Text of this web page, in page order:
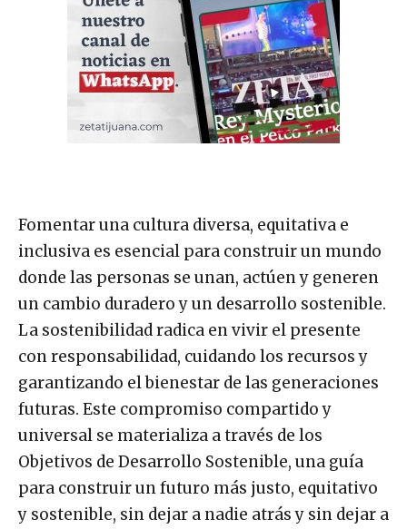
Fomentar una cultura diversa, equitativa e
inclusiva es esencial para construir un mundo
donde las personas se unan, actúen y generen
un cambio duradero y un desarrollo sostenible.
La sostenibilidad radica en vivir el presente
con responsabilidad, cuidando los recursos y
garantizando el bienestar de las generaciones
futuras. Este compromiso compartido y
universal se materializa a través de los
Objetivos de Desarrollo Sostenible, una guía
para construir un futuro más justo, equitativo
y sostenible, sin dejar a nadie atrás y sin dejar a